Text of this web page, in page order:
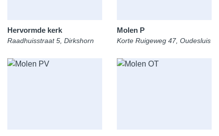
Hervormde kerk
Raadhuisstraat 5, Dirkshorn
Molen P
Korte Ruigeweg 47, Oudesluis